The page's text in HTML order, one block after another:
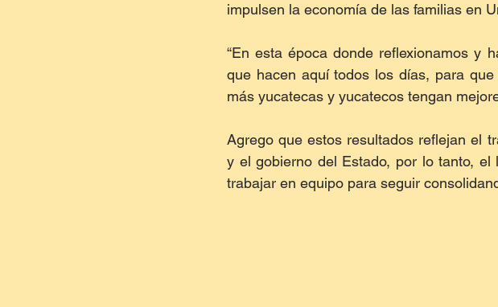
impulsen la economía de las familias en
“En esta época donde reflexionamos y
que hacen aquí todos los días, para
más yucatecas y yucatecos tengan
Agrego que estos resultados reflejan el
y el gobierno del Estado, por lo tanto,
trabajar en equipo para seguir